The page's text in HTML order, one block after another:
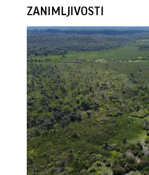
ZANIMLJIVOSTI